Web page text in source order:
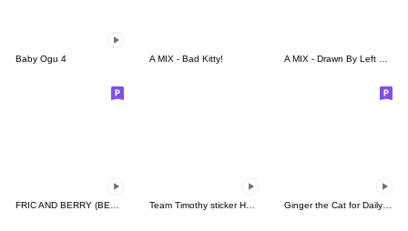
Baby Ogu 4 A MIX - Bad Kitty!
Ginger the Cat for Daily Meow (Animated)